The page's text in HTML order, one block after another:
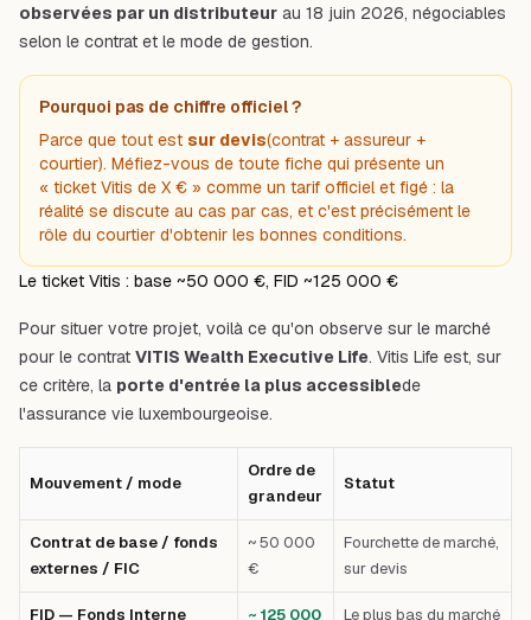
observées par un distributeur au 18 juin 2026, négociables
selon le contrat et le mode de gestion.
Pourquoi pas de chiffre officiel ?
Parce que tout est sur devis(contrat + assureur +
courtier). Méfiez-vous de toute fiche qui présente un
« ticket Vitis de X € » comme un tarif officiel et figé : la
réalité se discute au cas par cas, et c'est précisément le
rôle du courtier d'obtenir les bonnes conditions.
Le ticket Vitis : base ~50 000 €, FID ~125 000 €
Pour situer votre projet, voilà ce qu'on observe sur le marché
pour le contrat VITIS Wealth Executive Life. Vitis Life est, sur
ce critère, la porte d'entrée la plus accessiblede
l'assurance vie luxembourgeoise.
Mouvement / mode
Ordre de
grandeur
Statut
Contrat de base / fonds
externes / FIC
~ 50 000
€
Fourchette de marché,
sur devis
FID — Fonds Interne
~ 125 000
Le plus bas du marché